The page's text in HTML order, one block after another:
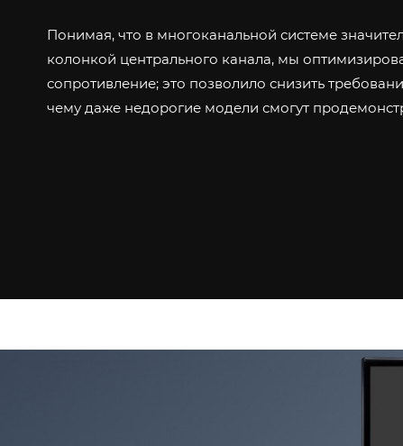
Понимая, что в многоканальной системе
колонкой центрального канала, мы
сопротивление; это позволило снизить
чему даже недорогие модели смогут